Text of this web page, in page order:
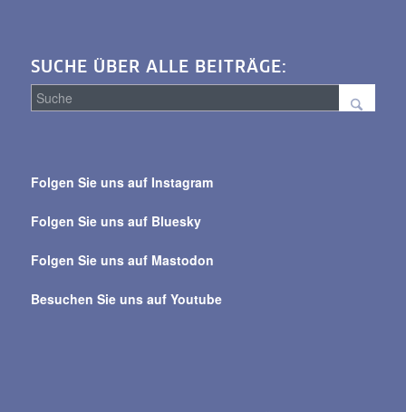
SUCHE ÜBER ALLE BEITRÄGE:
alle
Folgen Sie uns auf Instagram
Folgen Sie uns auf Bluesky
Folgen Sie uns auf Mastodon
Besuchen Sie uns auf Youtube